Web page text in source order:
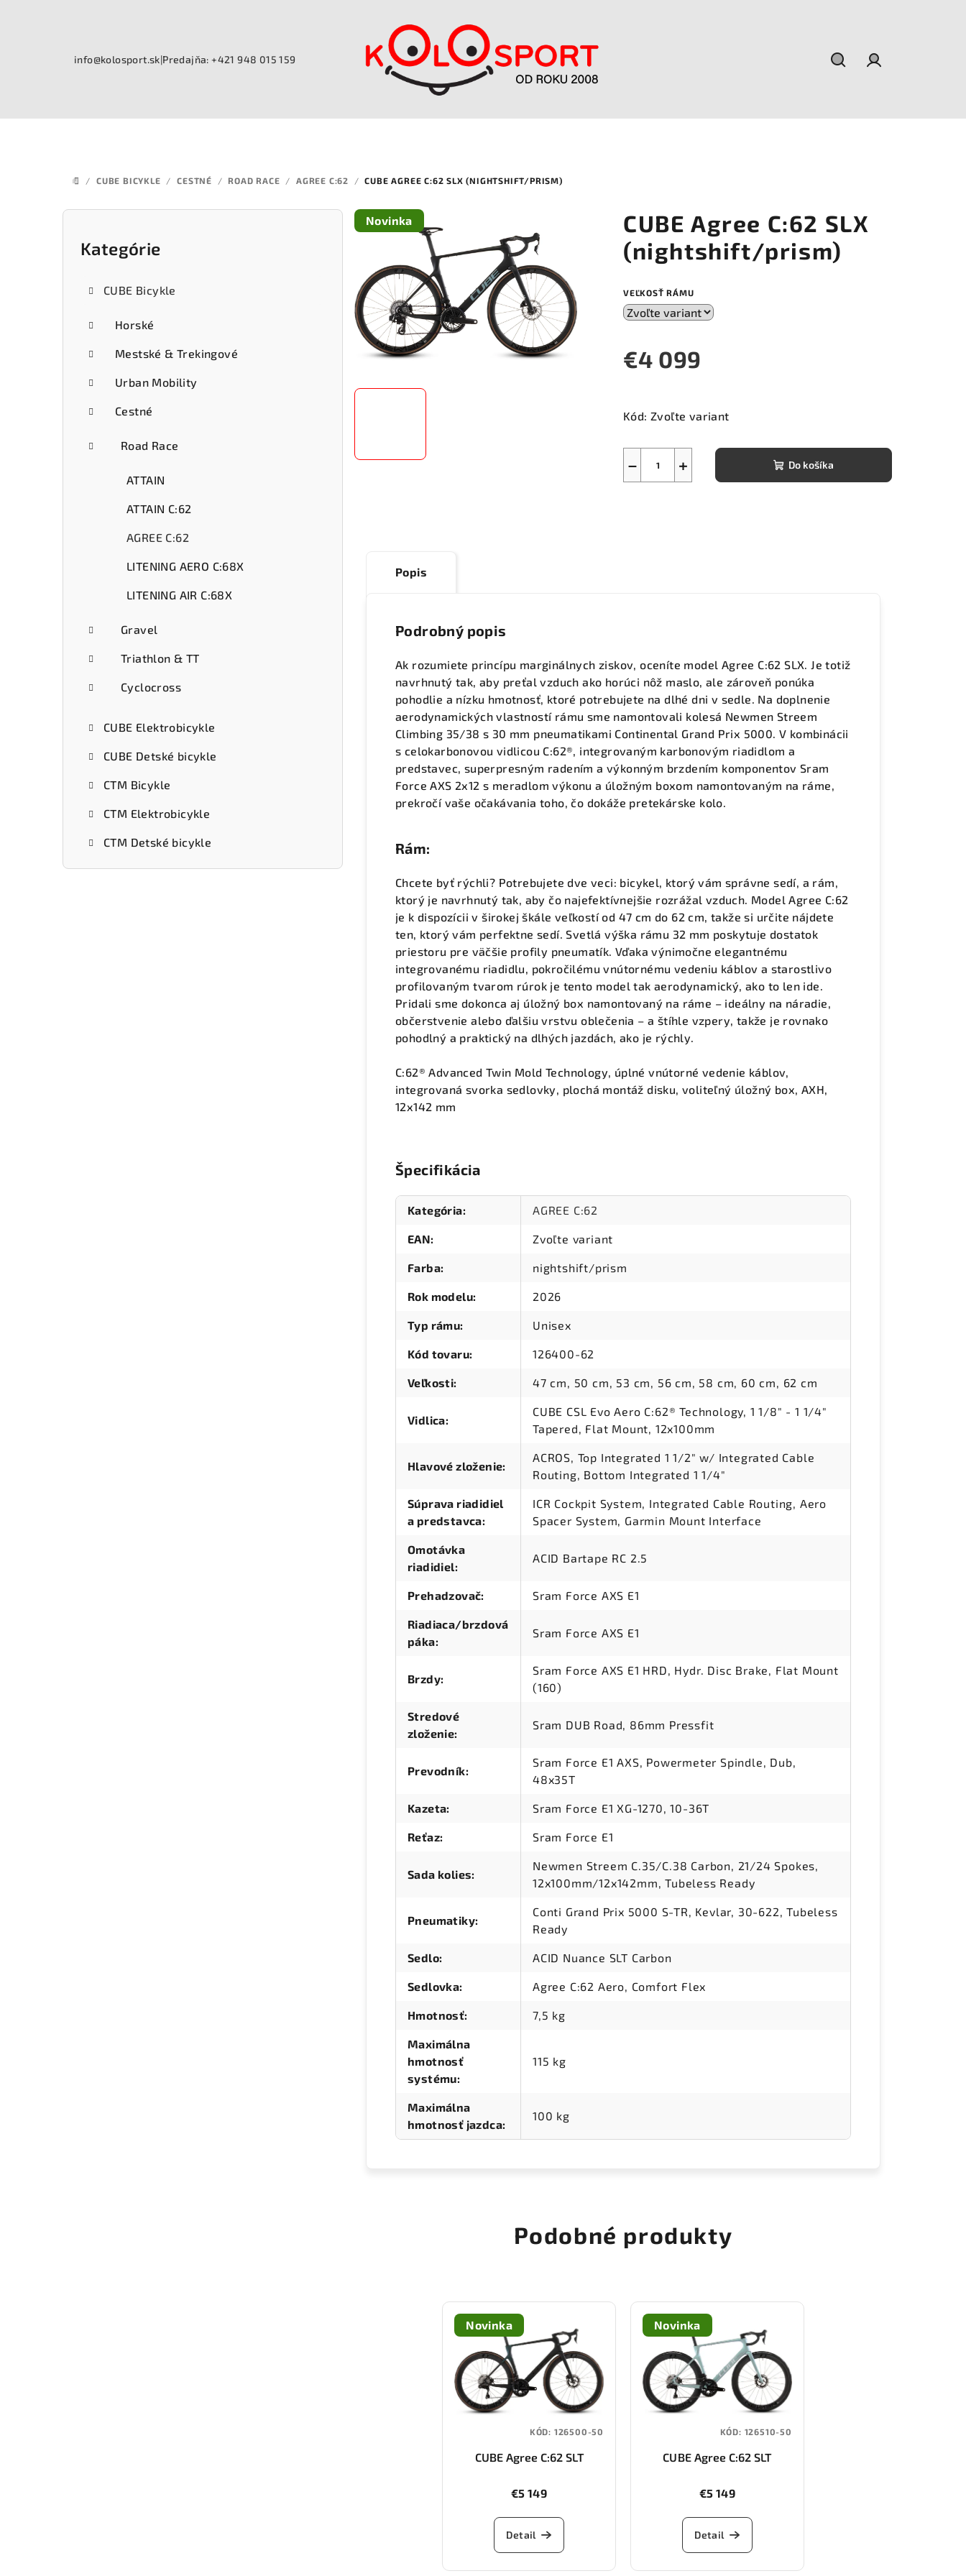
info@kolosport.sk|Predajňa: +421 948 015 159
DOMOV
/ CUBE BICYKLE / CESTNÉ / ROAD RACE / AGREE C:62 / CUBE AGREE C:62 SLX (NIGHTSHIFT/PRISM)
Preskočiť
Kategórie
CUBE Bicykle
Horské
Mestské & Trekingové
Urban Mobility
Cestné
Road Race
ATTAIN
ATTAIN C:62
AGREE C:62
LITENING AERO C:68X
LITENING AIR C:68X
Gravel
Triathlon & TT
Cyclocross
CUBE Elektrobicykle
CUBE Detské bicykle
CTM Bicykle
CTM Elektrobicykle
CTM Detské bicykle
CUBE Agree C:62 SLX
(nightshift/prism)
VEĽKOSŤ RÁMU
€4 099
cena:
Kód: Zvoľte variant
+
− Do košíka
Novinka
Popis
Podrobný popis
Ak rozumiete princípu marginálnych ziskov, oceníte model Agree C:62 SLX. Je totiž
navrhnutý tak, aby preťal vzduch ako horúci nôž maslo, ale zároveň ponúka
pohodlie a nízku hmotnosť, ktoré potrebujete na dlhé dni v sedle. Na doplnenie
aerodynamických vlastností rámu sme namontovali kolesá Newmen Streem
Climbing 35/38 s 30 mm pneumatikami Continental Grand Prix 5000. V kombinácii
s celokarbonovou vidlicou C:62®, integrovaným karbonovým riadidlom a
predstavec, superpresným radením a výkonným brzdením komponentov Sram
Force AXS 2x12 s meradlom výkonu a úložným boxom namontovaným na ráme,
prekročí vaše očakávania toho, čo dokáže pretekárske kolo.
Rám:
Chcete byť rýchli? Potrebujete dve veci: bicykel, ktorý vám správne sedí, a rám,
ktorý je navrhnutý tak, aby čo najefektívnejšie rozrážal vzduch. Model Agree C:62
je k dispozícii v širokej škále veľkostí od 47 cm do 62 cm, takže si určite nájdete
ten, ktorý vám perfektne sedí. Svetlá výška rámu 32 mm poskytuje dostatok
priestoru pre väčšie profily pneumatík. Vďaka výnimočne elegantnému
integrovanému riadidlu, pokročilému vnútornému vedeniu káblov a starostlivo
profilovaným tvarom rúrok je tento model tak aerodynamický, ako to len ide.
Pridali sme dokonca aj úložný box namontovaný na ráme – ideálny na náradie,
občerstvenie alebo ďalšiu vrstvu oblečenia – a štíhle vzpery, takže je rovnako
pohodlný a praktický na dlhých jazdách, ako je rýchly.
C:62® Advanced Twin Mold Technology, úplné vnútorné vedenie káblov,
integrovaná svorka sedlovky, plochá montáž disku, voliteľný úložný box, AXH,
12x142 mm
Špecifikácia
Kategória: AGREE C:62
EAN: Zvoľte variant
Farba: nightshift/prism
Rok modelu: 2026
Typ rámu: Unisex
Kód tovaru: 126400-62
Veľkosti: 47 cm, 50 cm, 53 cm, 56 cm, 58 cm, 60 cm, 62 cm
Vidlica:
CUBE CSL Evo Aero C:62® Technology, 1 1/8" - 1 1/4"
Tapered, Flat Mount, 12x100mm
Hlavové zloženie:
ACROS, Top Integrated 1 1/2" w/ Integrated Cable
Routing, Bottom Integrated 1 1/4"
Súprava riadidiel
a predstavca:
ICR Cockpit System, Integrated Cable Routing, Aero
Spacer System, Garmin Mount Interface
Omotávka
riadidiel:
ACID Bartape RC 2.5
Prehadzovač: Sram Force AXS E1
Riadiaca/brzdová
páka:
Sram Force AXS E1
Brzdy:
Sram Force AXS E1 HRD, Hydr. Disc Brake, Flat Mount
(160)
Stredové
zloženie:
Sram DUB Road, 86mm Pressfit
Prevodník:
Sram Force E1 AXS, Powermeter Spindle, Dub,
48x35T
Kazeta: Sram Force E1 XG-1270, 10-36T
Reťaz: Sram Force E1
Sada kolies:
Newmen Streem C.35/C.38 Carbon, 21/24 Spokes,
12x100mm/12x142mm, Tubeless Ready
Pneumatiky:
Conti Grand Prix 5000 S-TR, Kevlar, 30-622, Tubeless
Ready
Sedlo: ACID Nuance SLT Carbon
Sedlovka: Agree C:62 Aero, Comfort Flex
Hmotnosť: 7,5 kg
Maximálna
hmotnosť
systému:
115 kg
Maximálna
hmotnosť jazdca:
100 kg
Podobné produkty
Novinka
CUBE Agree C:62 SLT
€5 149
Detail
KÓD: 126500-50
Novinka
CUBE Agree C:62 SLT
€5 149
Detail
KÓD: 126510-50